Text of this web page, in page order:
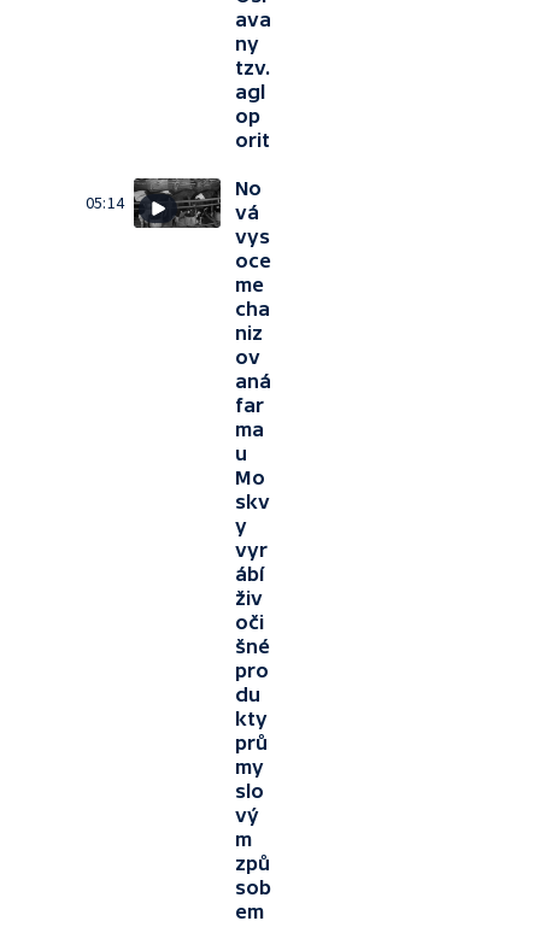
ava
ny
tzv.
agl
op
orit
05:14
No
vá
vys
oce
me
cha
niz
ov
aná
far
ma
u
Mo
skv
y
vyr
ábí
živ
oči
šné
pro
du
kty
prů
my
slo
vý
m
způ
sob
em